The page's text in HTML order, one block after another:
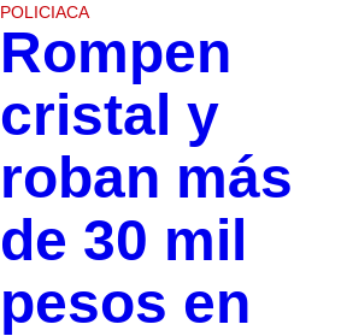
POLICIACA
Rompen
cristal y
roban más
de 30 mil
pesos en